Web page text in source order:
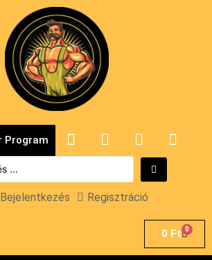
Program
Bejelentkezés Regisztráció
0 Ft 0